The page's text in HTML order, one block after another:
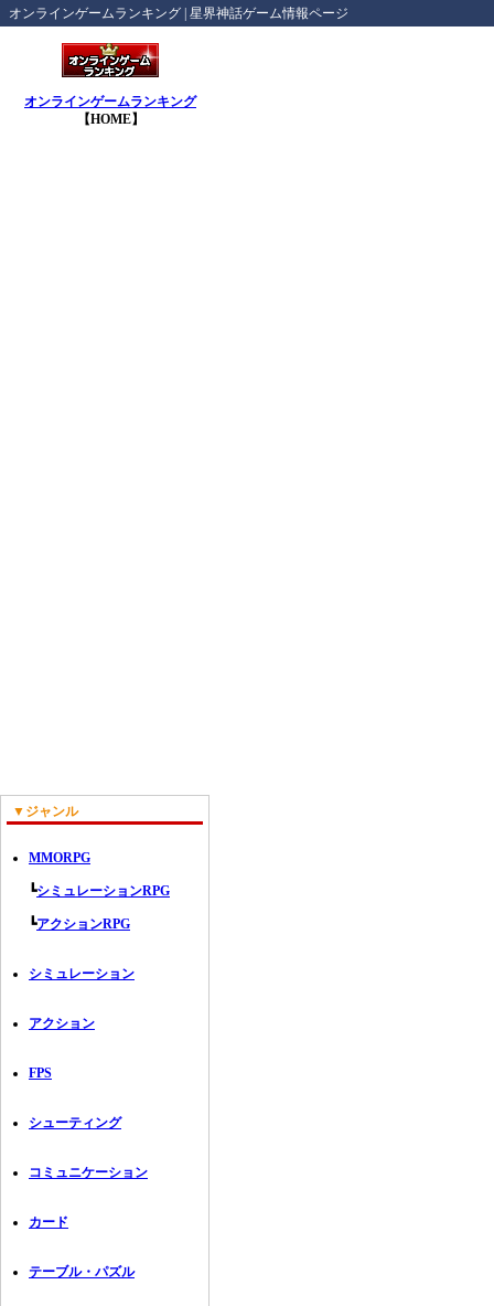
オンラインゲームランキング | 星界神話ゲーム情報ページ
オンラインゲームランキング
【HOME】
▼ジャンル
MMORPG
┗シミュレーションRPG
┗アクションRPG
シミュレーション
アクション
FPS
シューティング
コミュニケーション
カード
テーブル・パズル